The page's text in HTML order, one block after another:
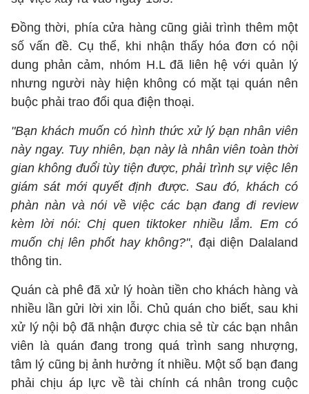
Đồng thời, phía cửa hàng cũng giải trình thêm một
số vấn đề. Cụ thể, khi nhận thấy hóa đơn có nội
dung phản cảm, nhóm H.L đã liên hệ với quản lý
nhưng người này hiện không có mặt tại quán nên
buộc phải trao đổi qua điện thoại.
"Bạn khách muốn có hình thức xử lý bạn nhân viên
này ngay. Tuy nhiên, bạn này là nhân viên toàn thời
gian không đuổi tùy tiện được, phải trình sự việc lên
giám sát mới quyết định được. Sau đó, khách có
phàn nàn và nói về việc các bạn đang đi review
kèm lời nói: Chị quen tiktoker nhiều lắm. Em có
muốn chị lên phốt hay không?", đại diện Dalaland
thông tin.
Quán cà phê đã xử lý hoàn tiền cho khách hàng và
nhiều lần gửi lời xin lỗi. Chủ quán cho biết, sau khi
xử lý nội bộ đã nhận được chia sẻ từ các bạn nhân
viên là quán đang trong quá trình sang nhượng,
tâm lý cũng bị ảnh hưởng ít nhiều. Một số bạn đang
phải chịu áp lực về tài chính cá nhân trong cuộc